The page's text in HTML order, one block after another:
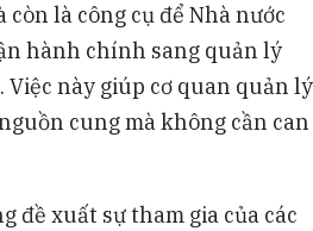
là công cụ để Nhà nước
hành chính sang quản lý
này giúp cơ quan quản lý
cung mà không cần can
đề xuất sự tham gia của các